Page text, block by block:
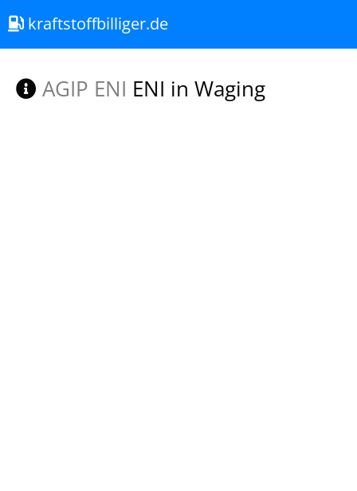
kraftstoffbilliger.de
AGIP ENI ENI in Waging